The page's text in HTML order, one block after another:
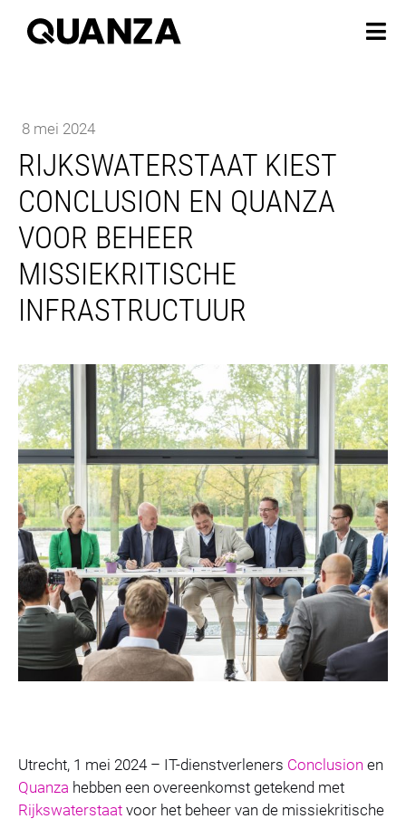
8 mei 2024
RIJKSWATERSTAAT KIEST
CONCLUSION EN QUANZA
VOOR BEHEER
MISSIEKRITISCHE
INFRASTRUCTUUR
Utrecht, 1 mei 2024 – IT-dienstverleners Conclusion en
Quanza hebben een overeenkomst getekend met
Rijkswaterstaat voor het beheer van de missiekritische